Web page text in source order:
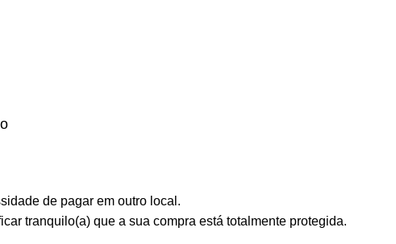
de pagar em outro local.
tranquilo(a) que a sua compra está totalmente protegida.